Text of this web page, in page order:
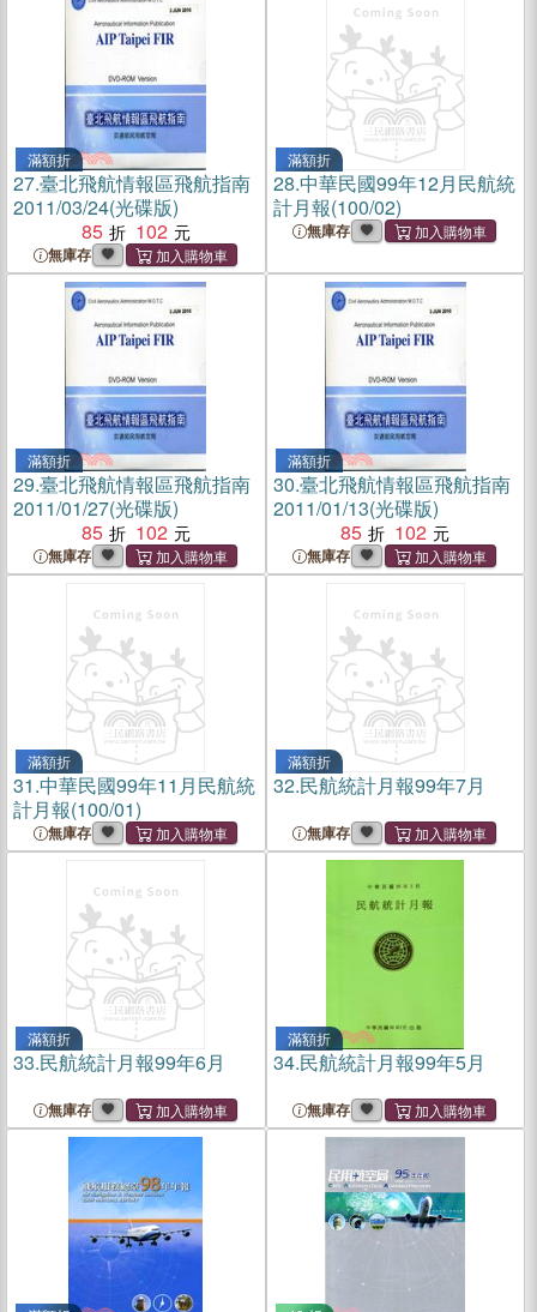
滿額折
27.臺北飛航情報區飛航指南
2011/03/24(光碟版)
85
102
無庫存
滿額折
28.中華民國99年12月民航統
計月報(100/02)
無庫存
滿額折
29.臺北飛航情報區飛航指南
2011/01/27(光碟版)
85
102
無庫存
滿額折
30.臺北飛航情報區飛航指南
2011/01/13(光碟版)
85
102
無庫存
滿額折
31.中華民國99年11月民航統
計月報(100/01)
無庫存
滿額折
32.民航統計月報99年7月
無庫存
滿額折
33.民航統計月報99年6月
無庫存
滿額折
34.民航統計月報99年5月
無庫存